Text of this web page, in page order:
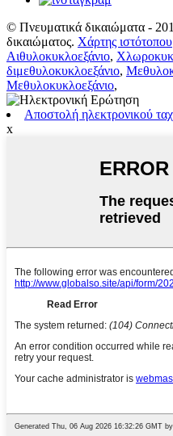
© Πνευματικά δικαιώματα -
δικαιώματος. Χάρτης ιστότοπου
Αιθυλοκυκλοεξάνιο,
διμεθυλοκυκλοεξάνιο,
Μεθυλοκυκλοεξάνιο,
Αποστολή ηλεκτρονικού
x